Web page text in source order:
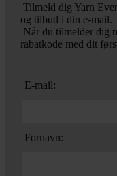
Tilmeld dig Yarn
og tilbud i din e-mail.
Når du tilmelder dig
rabatkode med dit
E-mail:
Fornavn: